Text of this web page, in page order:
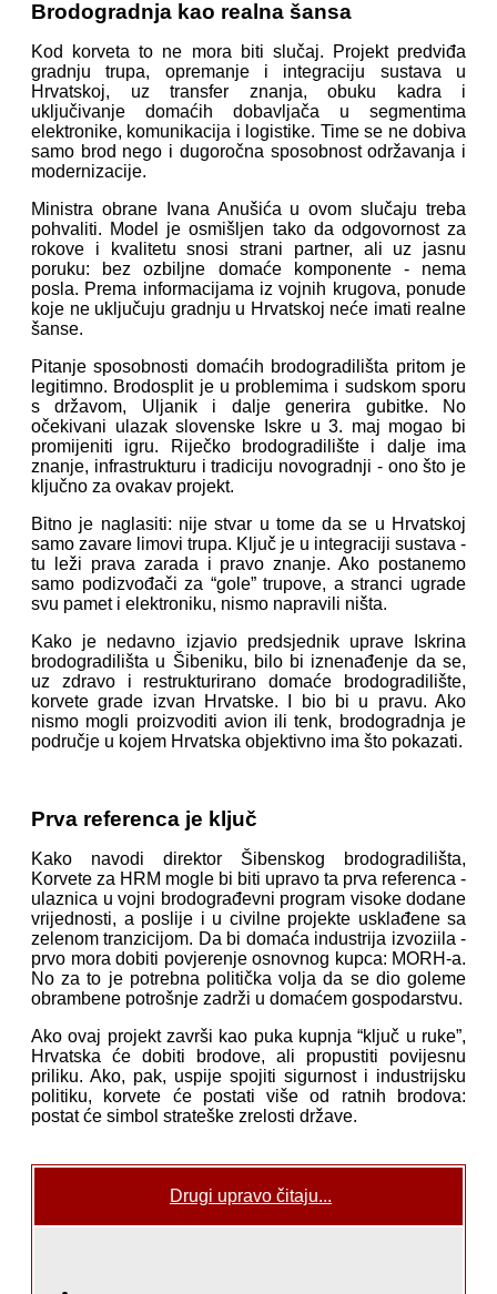
Brodogradnja kao realna šansa
Kod korveta to ne mora biti slučaj. Projekt predviđa
gradnju trupa, opremanje i integraciju sustava u
Hrvatskoj, uz transfer znanja, obuku kadra i
uključivanje domaćih dobavljača u segmentima
elektronike, komunikacija i logistike. Time se ne dobiva
samo brod nego i dugoročna sposobnost održavanja i
modernizacije.
Ministra obrane Ivana Anušića u ovom slučaju treba
pohvaliti. Model je osmišljen tako da odgovornost za
rokove i kvalitetu snosi strani partner, ali uz jasnu
poruku: bez ozbiljne domaće komponente - nema
posla. Prema informacijama iz vojnih krugova, ponude
koje ne uključuju gradnju u Hrvatskoj neće imati realne
šanse.
Pitanje sposobnosti domaćih brodogradilišta pritom je
legitimno. Brodosplit je u problemima i sudskom sporu
s državom, Uljanik i dalje generira gubitke. No
očekivani ulazak slovenske Iskre u 3. maj mogao bi
promijeniti igru. Riječko brodogradilište i dalje ima
znanje, infrastrukturu i tradiciju novogradnji - ono što je
ključno za ovakav projekt.
Bitno je naglasiti: nije stvar u tome da se u Hrvatskoj
samo zavare limovi trupa. Ključ je u integraciji sustava -
tu leži prava zarada i pravo znanje. Ako postanemo
samo podizvođači za “gole” trupove, a stranci ugrade
svu pamet i elektroniku, nismo napravili ništa.
Kako je nedavno izjavio predsjednik uprave Iskrina
brodogradilišta u Šibeniku, bilo bi iznenađenje da se,
uz zdravo i restrukturirano domaće brodogradilište,
korvete grade izvan Hrvatske. I bio bi u pravu. Ako
nismo mogli proizvoditi avion ili tenk, brodogradnja je
područje u kojem Hrvatska objektivno ima što pokazati.
Prva referenca je ključ
Kako navodi direktor Šibenskog brodogradilišta,
Korvete za HRM mogle bi biti upravo ta prva referenca -
ulaznica u vojni brodograđevni program visoke dodane
vrijednosti, a poslije i u civilne projekte usklađene sa
zelenom tranzicijom. Da bi domaća industrija izvoziila -
prvo mora dobiti povjerenje osnovnog kupca: MORH-a.
No za to je potrebna politička volja da se dio goleme
obrambene potrošnje zadrži u domaćem gospodarstvu.
Ako ovaj projekt završi kao puka kupnja “ključ u ruke”,
Hrvatska će dobiti brodove, ali propustiti povijesnu
priliku. Ako, pak, uspije spojiti sigurnost i industrijsku
politiku, korvete će postati više od ratnih brodova:
postat će simbol strateške zrelosti države.
Drugi upravo čitaju...